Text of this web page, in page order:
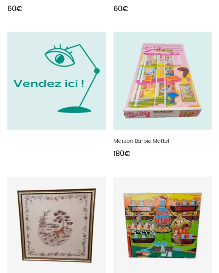
60€ 60€
Maison Barbie Mattel
180€